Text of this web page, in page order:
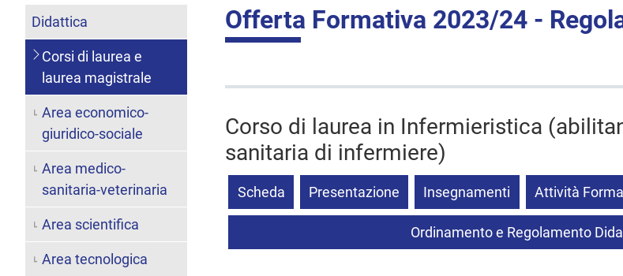
Offerta Formativa 2023/24 -
Corso di laurea in Infermieristica
sanitaria di infermiere)
Scheda Presentazione Insegnamenti Attività
Ordinamento e Regolamento
Didattica
Corsi di laurea e
laurea magistrale
Area economico-
giuridico-sociale
Area medico-
sanitaria-veterinaria
Area scientifica
Area tecnologica